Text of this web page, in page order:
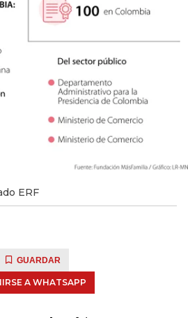
ERF
GUARDAR
A WHATSAPP